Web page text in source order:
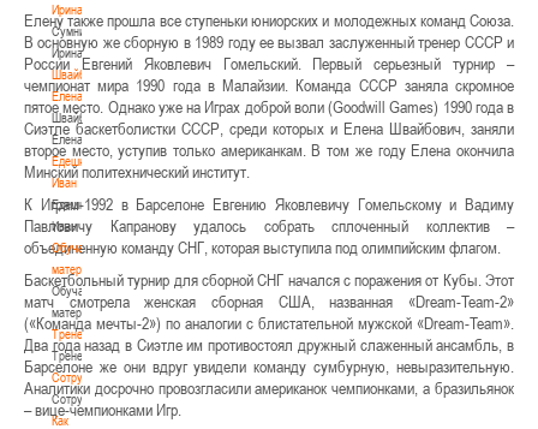
Ирина
Сумникова
Ирина
Швайбович
Елена
Швайбович
Елена
Едешко
Иван
Едешко
Иван
Обучающие
материалы
Обучающие
материалы
Тренерам
Тренерам
Сотрудничество
Сотрудничество
Как
Елену также прошла все ступеньки юниорских и молодежных команд Союза.
В основную же сборную в 1989 году ее вызвал заслуженный тренер СССР и
России Евгений Яковлевич Гомельский. Первый серьезный турнир –
чемпионат мира 1990 года в Малайзии. Команда СССР заняла скромное
пятое место. Однако уже на Играх доброй воли (Goodwill Games) 1990 года в
Сиэтле баскетболистки СССР, среди которых и Елена Швайбович, заняли
второе место, уступив только американкам. В том же году Елена окончила
Минский политехнический институт.
К Играм-1992 в Барселоне Евгению Яковлевичу Гомельскому и Вадиму
Павловичу Капранову удалось собрать сплоченный коллектив –
объединенную команду СНГ, которая выступила под олимпийским флагом.
Баскетбольный турнир для сборной СНГ начался с поражения от Кубы. Этот
матч смотрела женская сборная США, названная «Dream-Team-2»
(«Команда мечты-2») по аналогии с блистательной мужской «Dream-Team».
Два года назад в Сиэтле им противостоял дружный слаженный ансамбль, в
Барселоне же они вдруг увидели команду сумбурную, невыразительную.
Аналитики досрочно провозгласили американок чемпионками, а бразильянок
– вице-чемпионками Игр.